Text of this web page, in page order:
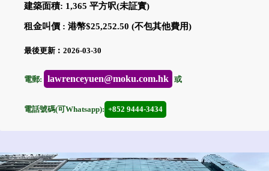
建築面積: 1,365 平方呎(未証實)
租金叫價 : 港幣$25,252.50 (不包其他費用)
最後更新︰2026-03-30
電郵: lawrenceyuen@moku.com.hk 或
電話號碼(可Whatsapp): +852 9444-3434